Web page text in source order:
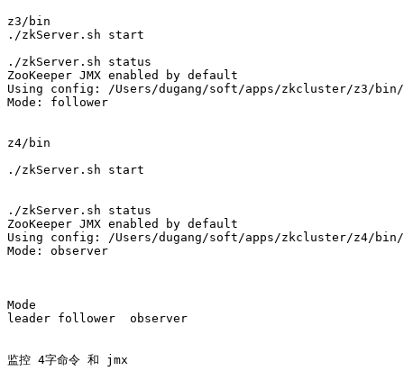
z3/bin
./zkServer.sh start
./zkServer.sh status
ZooKeeper JMX enabled by default
Using config: /Users/dugang/soft/apps/zkcluster/z3/
Mode: follower
z4/bin
./zkServer.sh start
./zkServer.sh status
ZooKeeper JMX enabled by default
Using config: /Users/dugang/soft/apps/zkcluster/z4/
Mode: observer
Mode
leader follower  observer
监控 4字命令 和 jmx